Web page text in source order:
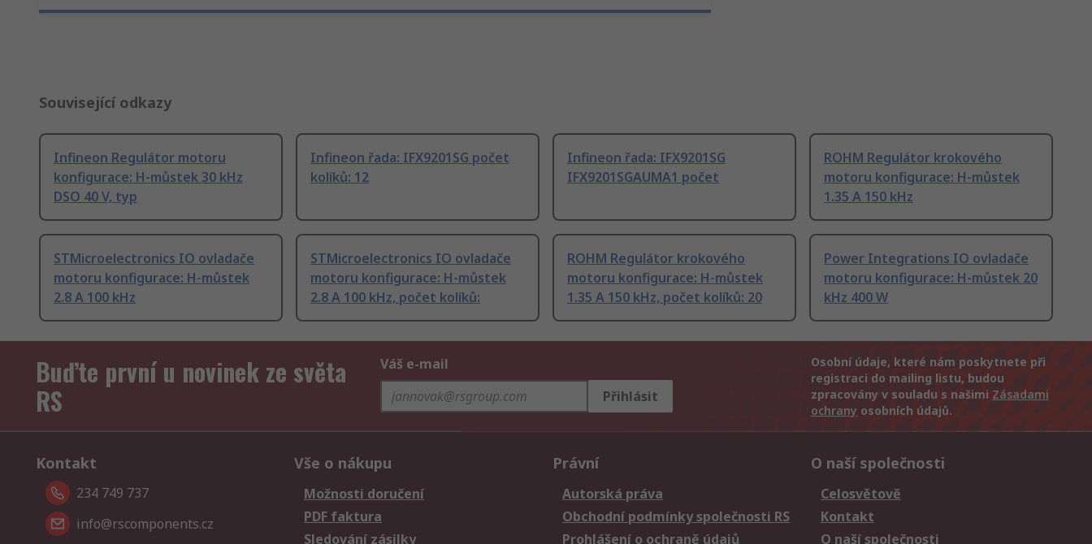
Související odkazy
Infineon Regulátor motoru
konfigurace: H-můstek 30 kHz
DSO 40 V, typ
Infineon řada: IFX9201SG počet
kolíků: 12
Infineon řada: IFX9201SG
IFX9201SGAUMA1 počet
ROHM Regulátor krokového
motoru konfigurace: H-můstek
1.35 A 150 kHz
STMicroelectronics IO ovladače
motoru konfigurace: H-můstek
2.8 A 100 kHz
STMicroelectronics IO ovladače
motoru konfigurace: H-můstek
2.8 A 100 kHz, počet kolíků:
ROHM Regulátor krokového
motoru konfigurace: H-můstek
1.35 A 150 kHz, počet kolíků: 20
Power Integrations IO ovladače
motoru konfigurace: H-můstek 20
kHz 400 W
Buďte první u novinek ze světa
RS
Váš e-mail
Přihlásit
Osobní údaje, které nám poskytnete při
registraci do mailing listu, budou
zpracovány v souladu s našimi Zásadami
ochrany osobních údajů.
Kontakt
234 749 737
info@rscomponents.cz
Vše o nákupu
Možnosti doručení
PDF faktura
Sledování zásilky
Právní
Autorská práva
Obchodní podmínky společnosti RS
Prohlášení o ochraně údajů
O naší společnosti
Celosvětově
Kontakt
O naší společnosti